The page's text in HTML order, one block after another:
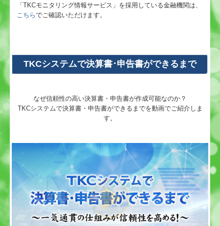
「TKCモニタリング情報サービス」を採用している金融機関は、
こちらでご確認いただけます。
TKCシステムで決算書･申告書ができるまで
なぜ信頼性の高い決算書・申告書が作成可能なのか？
TKCシステムで決算書・申告書ができるまでを動画でご紹介しま
す。